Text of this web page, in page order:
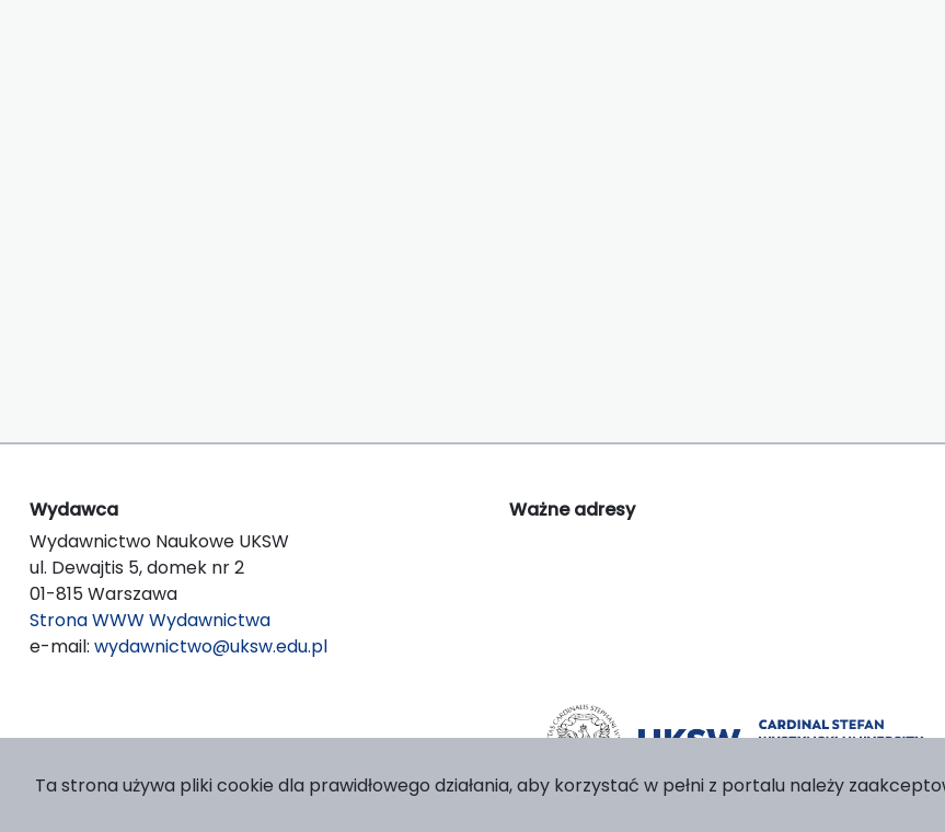
Wydawca
Wydawnictwo Naukowe UKSW
ul. Dewajtis 5, domek nr 2
01-815 Warszawa
Strona WWW Wydawnictwa
e-mail: wydawnictwo@uksw.edu.pl
Ważne adresy
Ta strona używa pliki cookie dla prawidłowego działania, aby korzystać w pełni z portalu należy